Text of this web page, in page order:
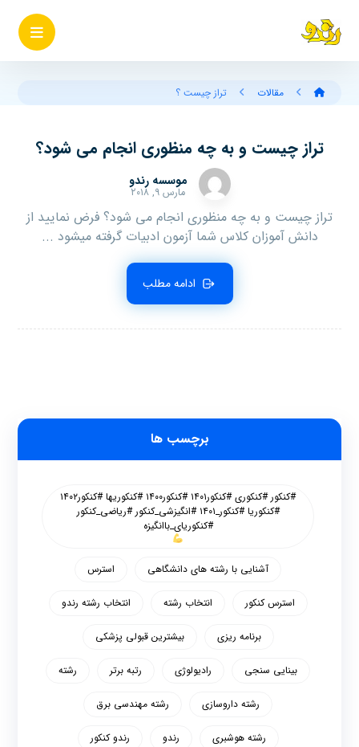
مقالات تراز چیست ؟
تراز چیست و به چه منظوری انجام می شود؟
موسسه رندو
مارس ۹, ۲۰۱۸
تراز چیست و به چه منظوری انجام می شود؟ فرض نمایید از
دانش آموزان کلاس شما آزمون ادبیات گرفته می­شود ...
ادامه مطلب
برچسب ها
#کنکور #کنکوری #کنکور۱۴۰۱ #کنکور۱۴۰۰ #کنکوریها #کنکور۱۴۰۲
#کنکوریا #کنکور_۱۴۰۱ #انگیزشی_کنکور #ریاضی_کنکور
#کنکوریای_باانگیزه
آشنایی با رشته های دانشگاهی استرس
استرس کنکور انتخاب رشته انتخاب رشته رندو
برنامه ریزی بیشترین قبولی پزشکی
بینایی سنجی رادیولوژی رتبه برتر رشته
رشته داروسازی رشته مهندسی برق
رشته هوشبری رندو رندو کنکور